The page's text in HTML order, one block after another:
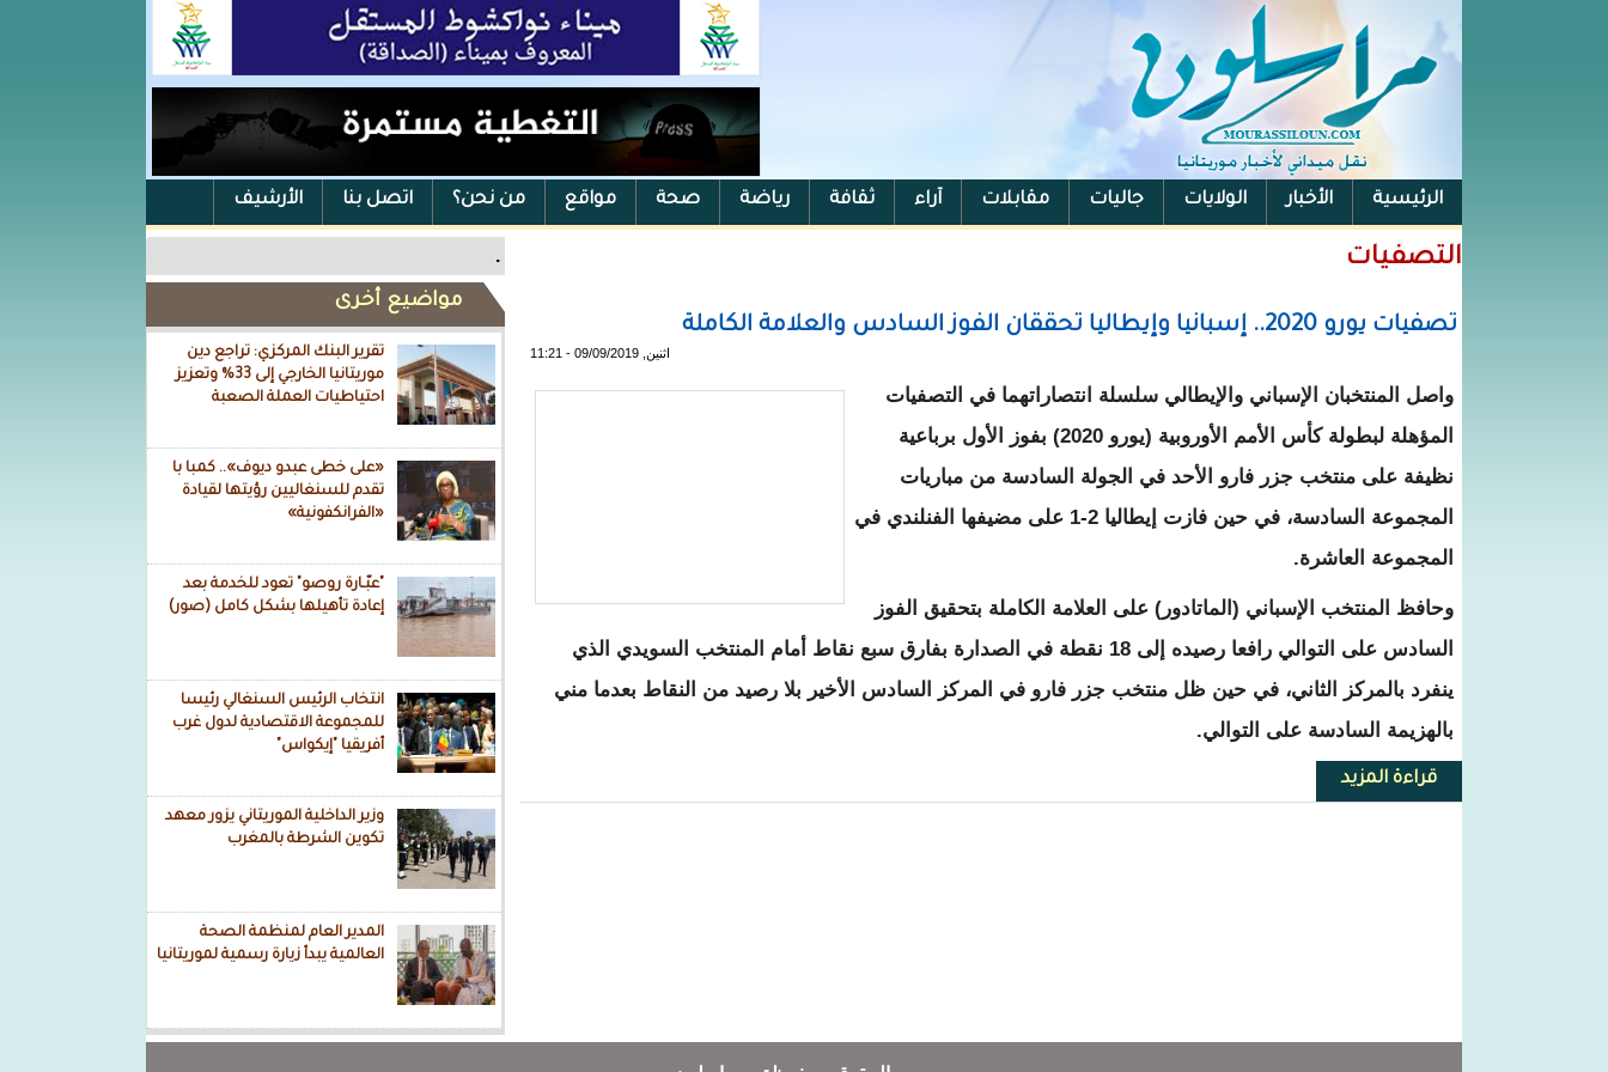
الرئيسية الأخبار الولايات جاليات مقابلات آراء ثقافة رياضة صحة مواقع من نحن؟ اتصل بنا الأرشيف
الفيس بوك .
مواضيع أخرى
تقرير البنك المركزي: تراجع دين
موريتانيا الخارجي إلى 33% وتعزيز
احتياطيات العملة الصعبة
«على خطى عبدو ديوف».. كمبا با
تقدم للسنغاليين رؤيتها لقيادة
«الفرانكفونية»
"عبّـارة روصو" تعود للخدمة بعد
إعادة تأهيلها بشكل كامل (صور)
انتخاب الرئيس السنغالي رئيسا
للمجموعة الاقتصادية لدول غرب
أفريقيا "إيكواس"
وزير الداخلية الموريتاني يزور معهد
تكوين الشرطة بالمغرب
المدير العام لمنظمة الصحة
العالمية يبدأ زيارة رسمية لموريتانيا
التصفيات
تصفيات يورو 2020.. إسبانيا وإيطاليا تحققان الفوز السادس والعلامة الكاملة
اثنين, 09/09/2019 - 11:21
واصل المنتخبان الإسباني والإيطالي سلسلة انتصاراتهما في التصفيات
المؤهلة لبطولة كأس الأمم الأوروبية (يورو 2020) بفوز الأول برباعية
نظيفة على منتخب جزر فارو الأحد في الجولة السادسة من مباريات
المجموعة السادسة، في حين فازت إيطاليا 2-1 على مضيفها الفنلندي في
المجموعة العاشرة.
وحافظ المنتخب الإسباني (الماتادور) على العلامة الكاملة بتحقيق الفوز
السادس على التوالي رافعا رصيده إلى 18 نقطة في الصدارة بفارق سبع نقاط أمام المنتخب السويدي الذي
ينفرد بالمركز الثاني، في حين ظل منتخب جزر فارو في المركز السادس الأخير بلا رصيد من النقاط بعدما مني
بالهزيمة السادسة على التوالي.
قراءة المزيدحول تصفيات يورو 2020.. إسبانيا وإيطاليا تحققان الفوز السادس والعلامة الكاملة